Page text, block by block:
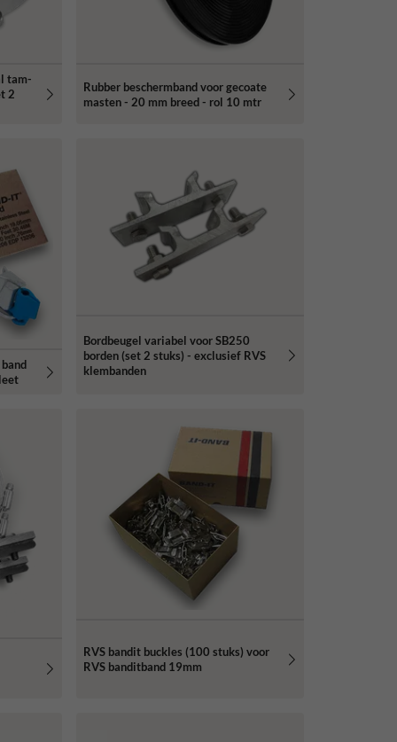
tam-
2
Rubber beschermband voor gecoate
masten - 20 mm breed - rol 10 mtr
Bordbeugel variabel voor SB250
borden (set 2 stuks) - exclusief RVS
klembanden
RVS bandit buckles (100 stuks) voor
RVS banditband 19mm